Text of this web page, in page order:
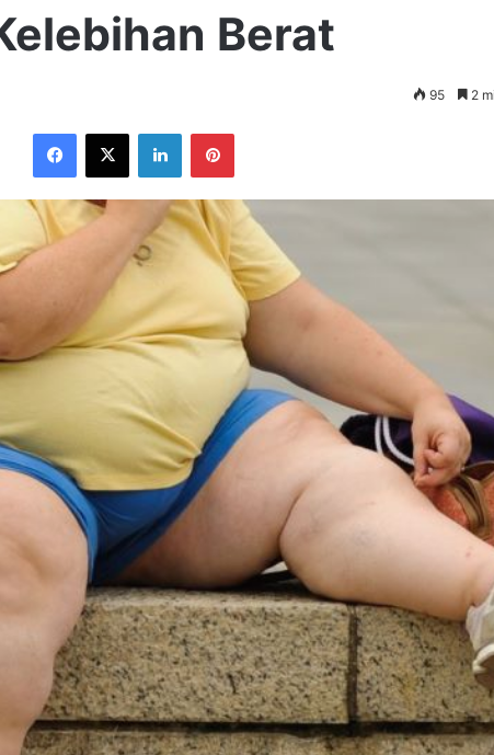
Berat
95 2
Facebook
X LinkedInPinterest